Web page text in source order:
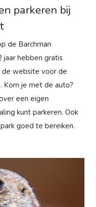
parkeren bij
de Barchman
jaar hebben gratis
website voor de
Kom je met de auto?
een eigen
kunt parkeren. Ook
goed te bereiken.